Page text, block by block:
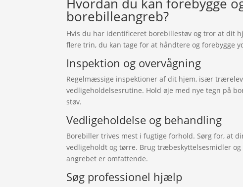
borebilleangreb?
Hvis du har identificeret borebillestøv og tror at dit
flere trin, du kan tage for at håndtere og forebygge
Inspektion og overvågning
Regelmæssige inspektioner af dit hjem, især
vedligeholdelsesrutine. Hold øje med nye tegn på
støv.
Vedligeholdelse og behandling
Borebiller trives mest i fugtige forhold. Sørg for, at
vedligeholdt og tørre. Brug træbeskyttelsesmidler
angrebet er omfattende.
Søg professionel hjælp